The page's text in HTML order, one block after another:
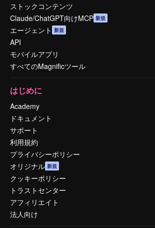
ストックコンテンツ
Claude/ChatGPT向けMCP 新規
エージェント 新規
API
モバイルアプリ
すべてのMagnificツール
はじめに
Academy
ドキュメント
サポート
利用規約
プライバシーポリシー
オリジナル 新規
クッキーポリシー
トラストセンター
アフィリエイト
法人向け